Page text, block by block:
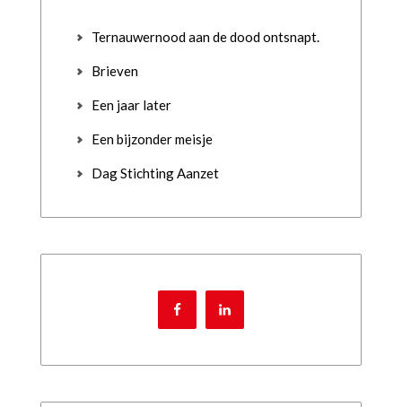
Ternauwernood aan de dood ontsnapt.
Brieven
Een jaar later
Een bijzonder meisje
Dag Stichting Aanzet